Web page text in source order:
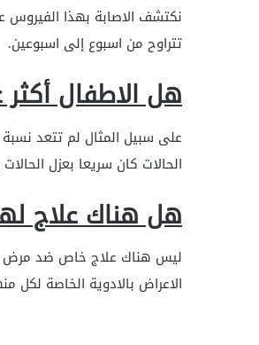
نكتشف الاصابة بهذا الفيروس
تتراوح من اسبوع إلى اسبوعين.
هل الاطفال أكثر
الحالات كان سريعا بعزل
هل هناك علاج
ليس هناك علاج خاص ضد مرض
الاعراض بالادوية الخاصة لكل